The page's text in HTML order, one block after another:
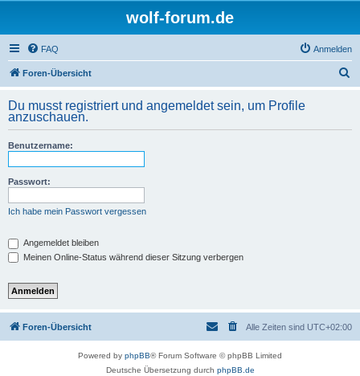
wolf-forum.de
FAQ Anmelden
Foren-Übersicht
h
Du musst registriert und angemeldet sein, um Profile
anzuschauen.
Benutzername:
Passwort:
Ich habe mein Passwort vergessen
Angemeldet bleiben
Meinen Online-Status während dieser Sitzung verbergen
Foren-Übersicht Alle Zeiten sind UTC+02:00
Powered by phpBB® Forum Software © phpBB Limited
Deutsche Übersetzung durch phpBB.de